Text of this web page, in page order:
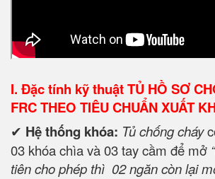
I. Đặc tính kỹ thuậtTỦ HỒ SƠ
FRC THEO TIÊU CHUẨN XUẤT
✔ Hệ thống khóa: Tủ chống cháy
03 khóa chìa và 03 tay cầm để mở
tiên cho phép thì 02 ngăn còn lại